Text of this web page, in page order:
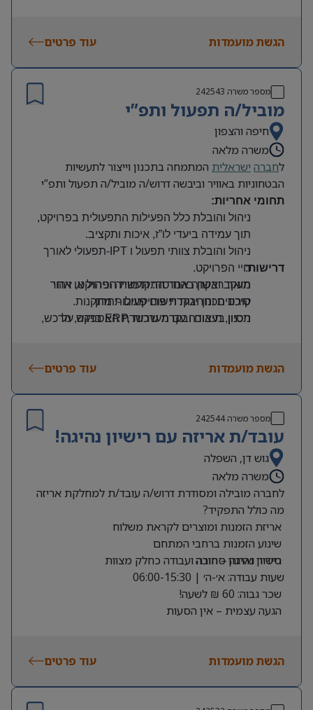
הגשת מועמדות עוד פרטים
מספר משרה 242543
מוביל/ה תפעול ותפ”י
חיפה והצפון
משרה מלאה
לחברה ישראלית המתמחה בתכנון וייצור לתעשיות
הבטחוניות באוויר וביבשה דרוש/ה מוביל/ה תפעול ותפ”י
תחומי אחריות:
ניהול והובלת כלל הפעילות התפעולית בפרויקט,
תוך עמידה ביעדי לו”ז, איכות ותקציב.
ניהול והובלת צוותי תפעול ו -IPTתפעולי לאורך
חיי הפרויקט.
מעקב ובקרה אחר התקדמות הפרויקט, זיהוי
סיכונים וחריגות ויישום פעולות מתקנות.
תכנון, תיאום ובקרת שרשרת האספקה, הרכש,
התפעול בפרויקט
בנייה וניהול תוכניות עבודה וגאנטים, כולל ביצוע
ניתוחי חלופות(What-If Analysis).
הובלת תהליכי מעבר מפיתוח לייצור
שיתוף פעולה מול מנהלי פרויקטים, גורמי הנדסה,
רכש, ייצור וקבלני משנה
הכנת דיווחי סטטוס והצגת תמונת מצב להנהלה
דרישות:
תואר ראשון בהנדסה: תעשייה וניהול או אחר
קורס תכנון ובקרת פרויקטים -יתרון
ניסיון בעבודה עם מערכותERP,בדגש על
בסביבה תעשייתית/יצרנית
יכולת הובלה, תכנון, בקרה וניהול ממשקים
מרובים.
אוריינטציה גבוהה לתהליכים, לוחות זמנים
ועמידה ביעדים
הגשת מועמדות עוד פרטים
מספר משרה242544
עובד/ת אריזה עם רישיון נהיגה!
גוש דן, השפלה
משרה מלאה
לחברה מובילה ומסודרת דרוש/ה עובד/ת למחלקת אריזה
מה כולל התפקיד?
אריזת הזמנות ומוצרים לקראת משלוח
שינוע הזמנות ברחבי המתחם
סידור וארגון סחורה ועבודה כחלק מצוות
רישיון נהיגה – חובה
שעות עבודה: א׳-ה׳ | 06:00-15:30
שכר גבוה: 60 ₪ לשעה!
הגעה עצמית – אין הסעות
הגשת מועמדות
עוד פרטים